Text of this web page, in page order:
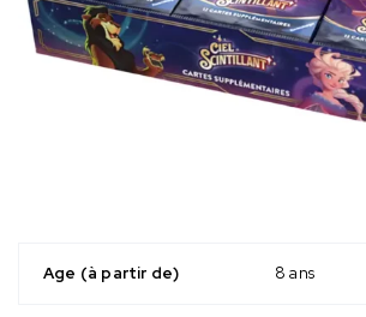
Age (à partir de) 8 ans